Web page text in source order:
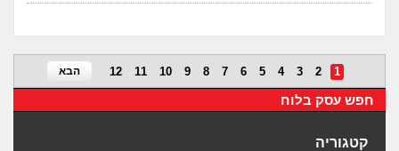
1
2
3
4
5
6
7
8
9
10
11
12 הבא
חפש עסק בלוח
קטגוריה